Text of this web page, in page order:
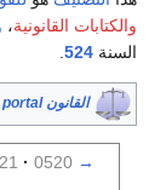
والكتابات القانونية،
السنة 524
القانون portal
→
0520